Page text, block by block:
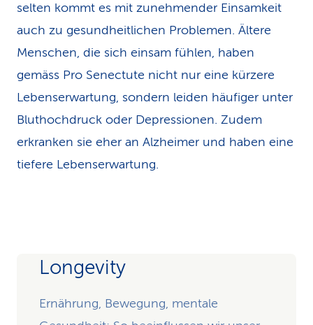
selten kommt es mit zunehmender Einsamkeit
auch zu gesundheitlichen Problemen. Ältere
Menschen, die sich einsam fühlen, haben
gemäss Pro Senectute nicht nur eine kürzere
Lebenserwartung, sondern leiden häufiger unter
Bluthochdruck oder Depressionen. Zudem
erkranken sie eher an Alzheimer und haben eine
tiefere Lebenserwartung.
Longevity
Ernährung, Bewegung, mentale